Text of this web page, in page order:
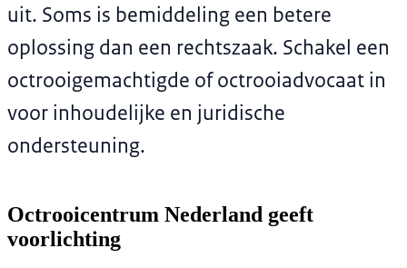
Octrooicentrum Nederland geeft
voorlichting
uit. Soms is bemiddeling een betere
oplossing dan een rechtszaak. Schakel een
octrooigemachtigde of octrooiadvocaat in
voor inhoudelijke en juridische
ondersteuning.